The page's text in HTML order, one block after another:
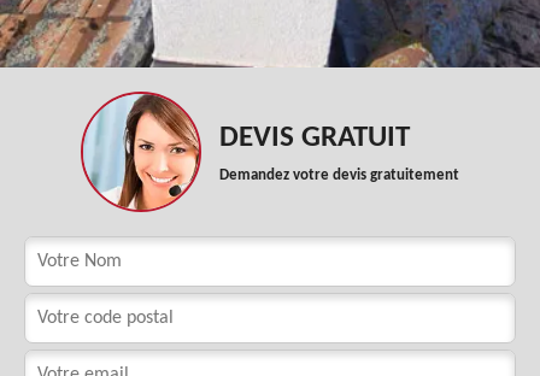
DEVIS GRATUIT
Demandez votre devis gratuitement